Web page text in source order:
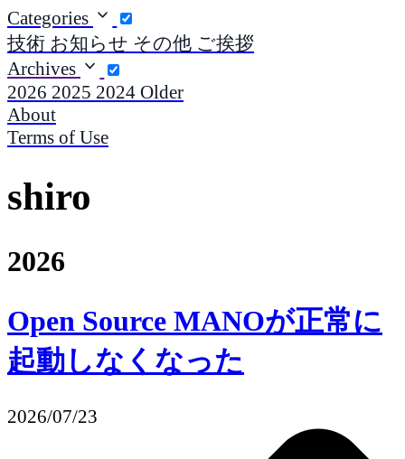
Categories
技術 お知らせ その他 ご挨拶
Archives
2026 2025 2024 Older
About
Terms of Use
shiro
2026
Open Source MANOが正常に
起動しなくなった
2026/07/23